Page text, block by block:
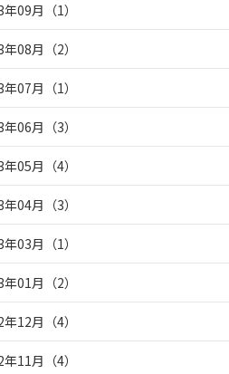
年09月 （1）
年08月 （2）
年07月 （1）
年06月 （3）
年05月 （4）
年04月 （3）
年03月 （1）
年01月 （2）
年12月 （4）
年11月 （4）